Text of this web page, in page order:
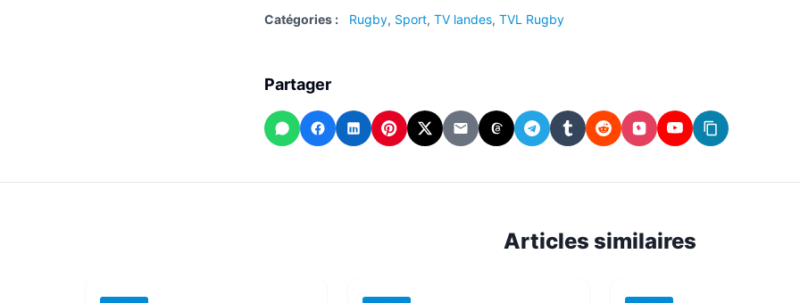
Catégories : Rugby, Sport, TV landes, TVL Rugby
Partager
WhatsAppFacebook
LinkedInPinterest
X
EmailThreadsTelegram
TumblrRedditInstagram
YouTubeCopier
lien
Articles similaires